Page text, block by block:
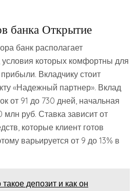
банка Открытие
банк располагает
которых комфортны для
Вкладчику стоит
«Надежный партнер». Вклад
от 91 до 730 дней, начальная
руб. Ставка зависит от
которые клиент готов
варьируется от 9 до 13% в
такое депозит и как он